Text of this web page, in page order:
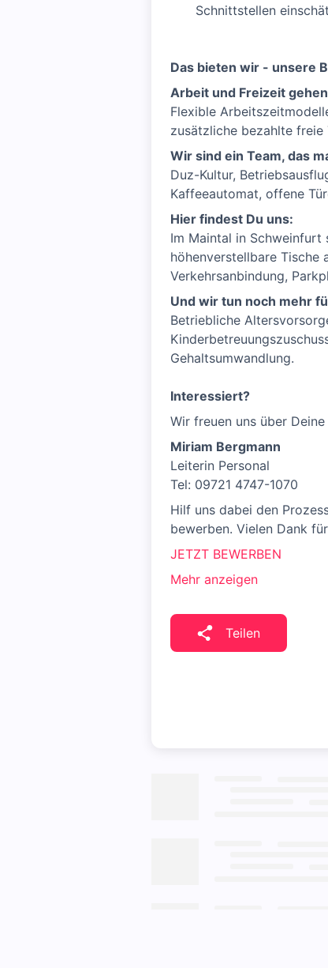
Schnittstellen
Das bieten wir - unsere
Arbeit und Freizeit
Flexible
zusätzliche bezahlte freie
Wir sind ein Team, das
Duz-Kultur,
Kaffeeautomat, offene
Hier findest Du uns:
Im Maintal in
höhenverstellbare Tische
Verkehrsanbindung,
Und wir tun noch mehr
Betriebliche
Gehaltsumwandlung.
Interessiert?
Wir freuen uns über
Miriam Bergmann
Leiterin Personal
Tel: 09721 4747-1070
Hilf uns dabei den
bewerben. Vielen Dank
JETZT BEWERBEN
Mehr anzeigen
Teilen